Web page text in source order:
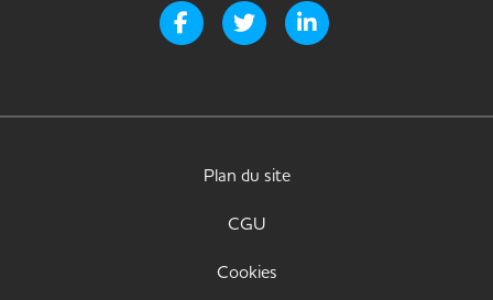
Page Facebook de Handi-it
Page Twitter de Handi-it
Plan du site
CGU
Cookies